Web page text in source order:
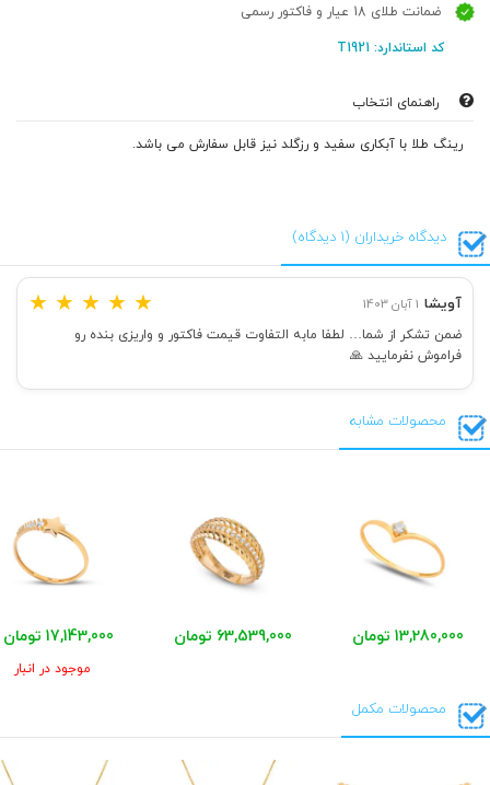
ضمانت طلای 18 عیار و فاکتور رسمی
کد استاندارد: T1921
راهنمای انتخاب
رینگ طلا با آبکاری سفید و رزگلد نیز قابل سفارش می باشد.
دیدگاه خریداران (1 دیدگاه)
آویشا 1 آبان 1403 ★ ★ ★ ★ ★
ضمن تشکر از شما… لطفا مابه التفاوت قیمت فاکتور و واریزی بنده رو
فراموش نفرمایید 🙏
محصولات مشابه
13,280,000 تومان 63,539,000 تومان 17,143,000 تومان
موجود در انبار
محصولات مکمل